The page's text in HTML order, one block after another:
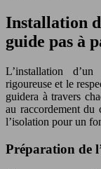
Installation
guide pas à
L’installation
rigoureuse et le
guidera à travers
au raccordement
l’isolation pour un
Préparation de